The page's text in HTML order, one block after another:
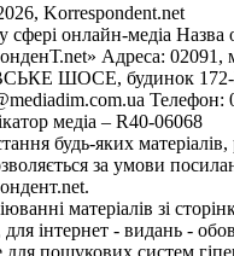
Korrespondent.net
сфері онлайн-медіа Назва
Адреса: 02091,
ШОСЕ, будинок 172-
Телефон:
медіа – R40-06068
будь-яких
за умови
матеріалів зі
для інтернет - видань -
для пошукових систем